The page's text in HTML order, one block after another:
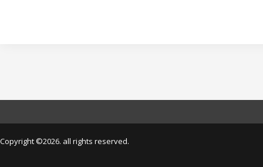
Copyright ©2026. all rights reserved.